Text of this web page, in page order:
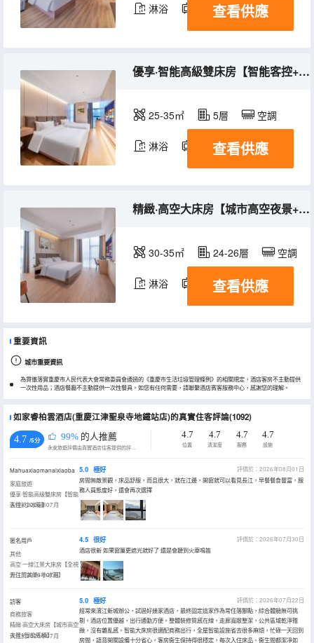
淋浴 電視機 冰箱
查看供應
優享·智能高級雙床房【智能客控+小冰箱】
25-35㎡ 5層 空調
淋浴 電視機 冰箱
查看供應
精緻·高空大床房【城市高空夜景+智能馬桶】
30-35㎡ 24-26層 空調
淋浴 電視機 冰箱
查看供應
重要資訊
城市重要資訊
為貫徹落實重慶市人民代表大會常務委員會通過的《重慶市生活垃圾管理條例》的相關規定，酒店客房不主動提供
一次性用品；酒店餐廳不主動提供一次性餐具。如您有任何需要，請聯繫酒店賓客服務中心，感謝您的理解。
如家睿柏雲酒店(重慶江津聖泉寺地鐵站店)的真實住客評論(1092)
4.7 /5分 99% 的人推薦
永安旅遊評價由真實酒店住客提供的評價。
4.7
位置
4.7
清潔度
4.7
服務
4.7
設施
Mahuaxiaomanaixiaoba
家庭旅遊
優享·智能高級雙床房【智能
客控+小冰箱】
入住於2026年07月
5.0 極好
評價於：2026年08月01日
房間無敵景觀，床品舒服，而且很大，就在江邊，開窗就可以看見長江，早餐餐食豐富，服
務人員態度好，還會再次選擇
匿名用戶
其他
高空·一線江景大床房【全視
野江河美景+小冰箱】
入住於2026年07月
4.5 很好
評價於：2026年07月30日
酒店很新 如果窗簾更遮光就好了 還是會聽到火車鳴笛
訪客
商務旅客
精緻·高空大床房【城市高空
夜景+智能馬桶】
入住於2026年07月
5.0 極好
評價於：2026年07月22日
經常來濱江新城辦公，試過好幾家酒店，最終固定這家作為常住落腳點，綜合體驗無可挑
剔。酒店位置優越，出行通勤方便。整體裝修質感在線，走廊寬敞整潔，公共區域乾淨雅
緻，沒有雜亂感。智能大床房很適配商務出行，全屋智能設施省去很多麻煩，忙碌一天回到
房間，語音開關設備十分省心。客房衞生保持得很穩定，每次入住床品、衞生間都潔凈如